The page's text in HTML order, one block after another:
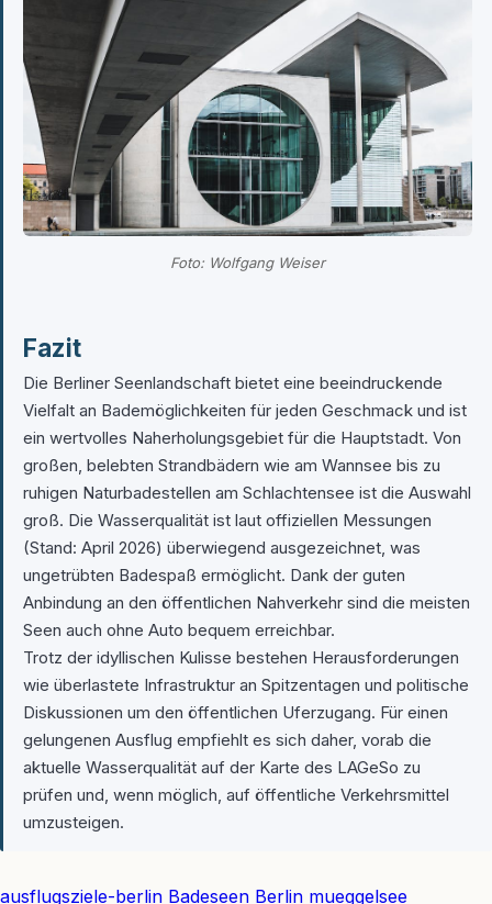
Foto: Wolfgang Weiser
Fazit
Die Berliner Seenlandschaft bietet eine beeindruckende
Vielfalt an Bademöglichkeiten für jeden Geschmack und ist
ein wertvolles Naherholungsgebiet für die Hauptstadt. Von
großen, belebten Strandbädern wie am Wannsee bis zu
ruhigen Naturbadestellen am Schlachtensee ist die Auswahl
groß. Die Wasserqualität ist laut offiziellen Messungen
(Stand: April 2026) überwiegend ausgezeichnet, was
ungetrübten Badespaß ermöglicht. Dank der guten
Anbindung an den öffentlichen Nahverkehr sind die meisten
Seen auch ohne Auto bequem erreichbar.
Trotz der idyllischen Kulisse bestehen Herausforderungen
wie überlastete Infrastruktur an Spitzentagen und politische
Diskussionen um den öffentlichen Uferzugang. Für einen
gelungenen Ausflug empfiehlt es sich daher, vorab die
aktuelle Wasserqualität auf der Karte des LAGeSo zu
prüfen und, wenn möglich, auf öffentliche Verkehrsmittel
umzusteigen.
ausflugsziele-berlin Badeseen Berlin mueggelsee